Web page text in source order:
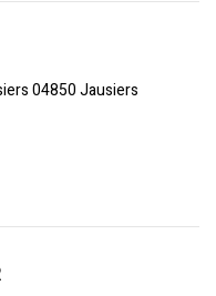
04850 Jausiers